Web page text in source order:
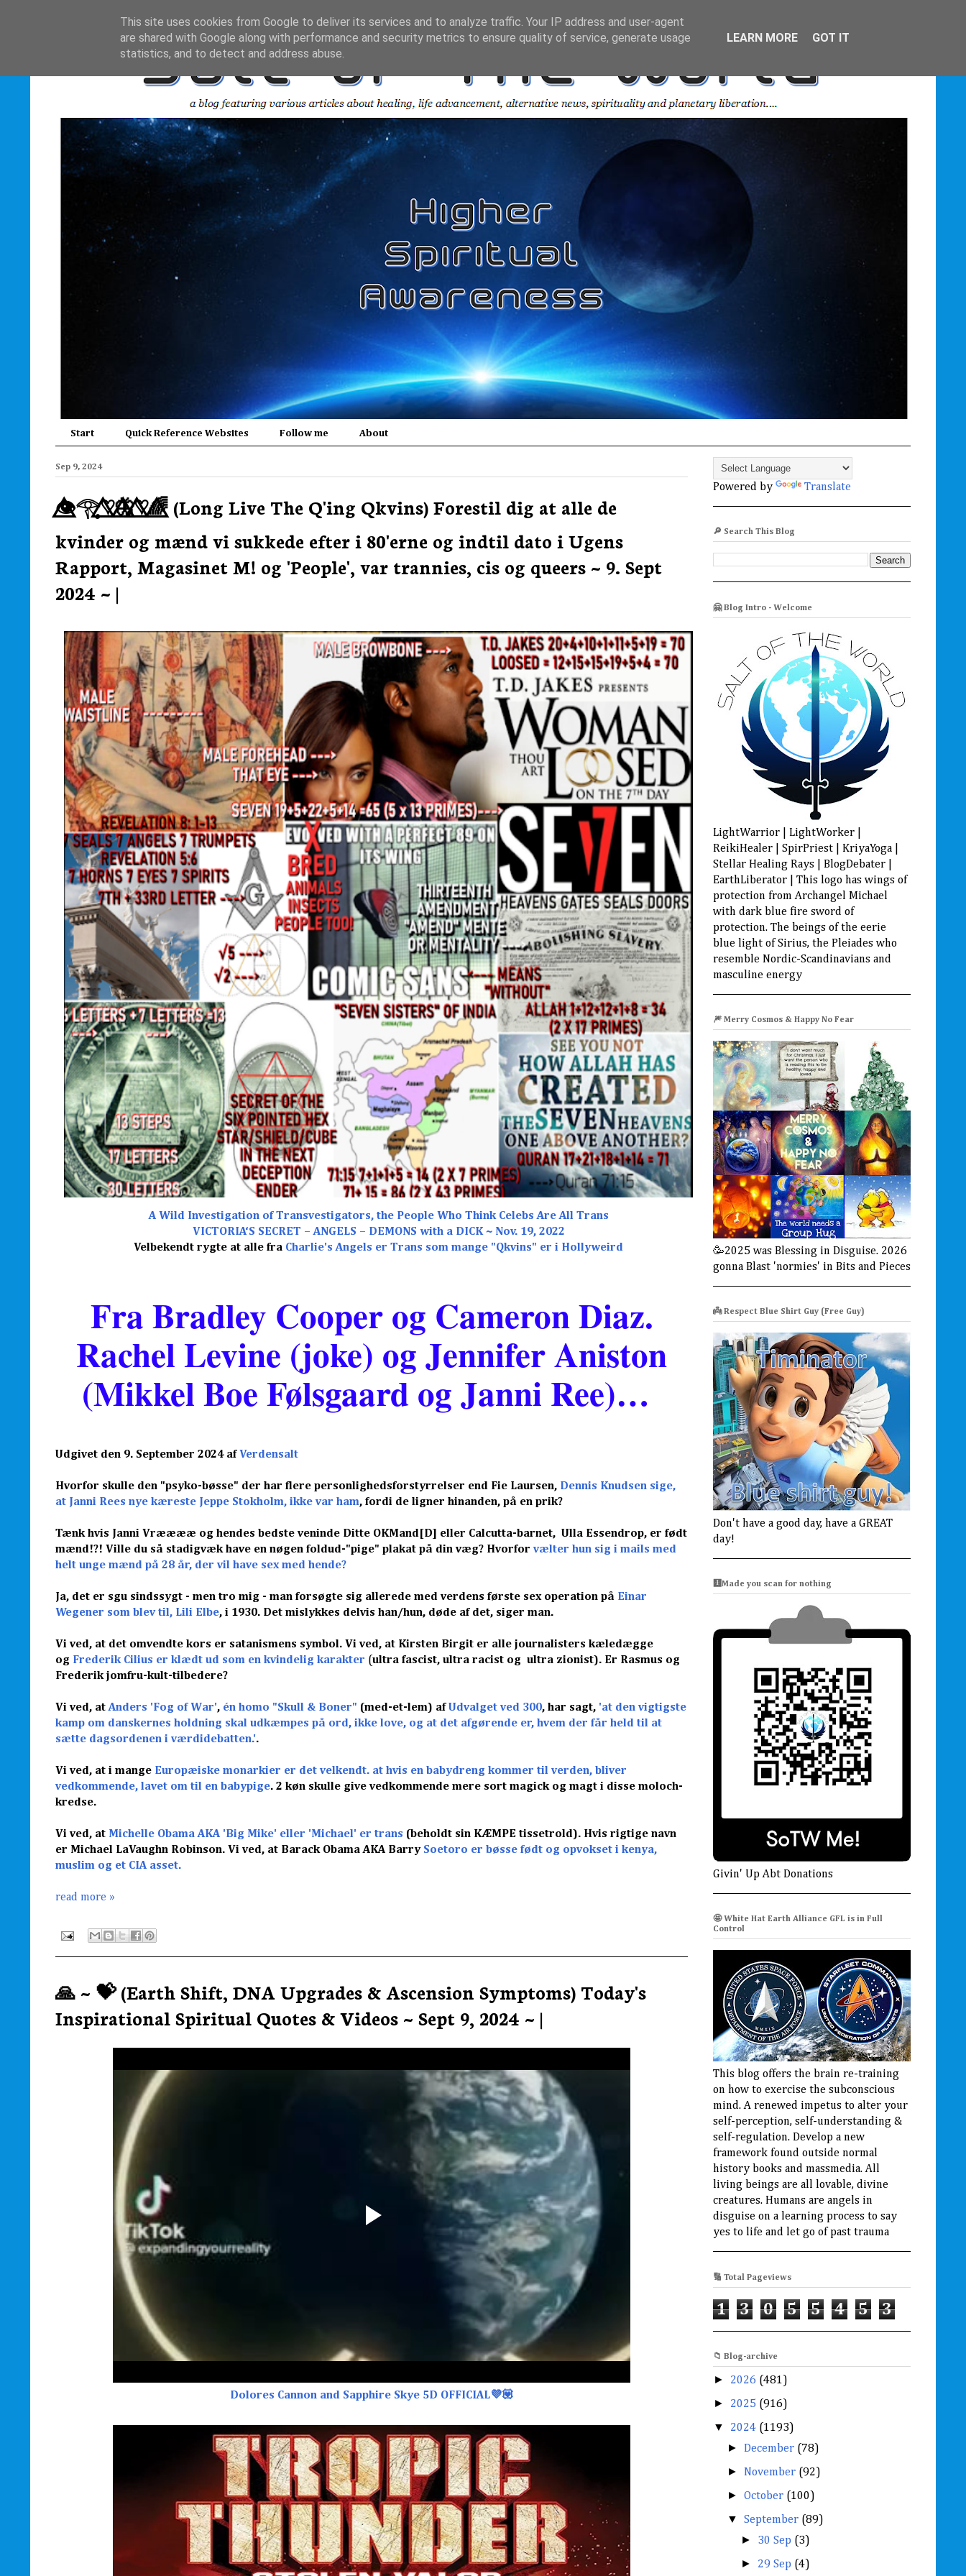
Start Quick Reference Websites Follow me About
Sep 9, 2024
👁️⃤𓂀♡⃤🦋⃤♡⃤🌈⃤ (Long Live The Q'ing Qkvins) Forestil dig at alle de
kvinder og mænd vi sukkede efter i 80'erne og indtil dato i Ugens
Rapport, Magasinet M! og 'People', var trannies, cis og queers ~ 9. Sept
2024 ~ |
A Wild Investigation of Transvestigators, the People Who Think Celebs Are All Trans
VICTORIA‘S SECRET – ANGELS – DEMONS with a DICK ~ Nov. 19, 2022
Velbekendt rygte at alle fra Charlie's Angels er Trans som mange "Qkvins" er i Hollyweird
Fra Bradley Cooper og Cameron Diaz.
Rachel Levine (joke) og Jennifer Aniston
(Mikkel Boe Følsgaard og Janni Ree)…
Udgivet den 9. September 2024 af Verdensalt
Hvorfor skulle den "psyko-bøsse" der har flere personlighedsforstyrrelser end Fie Laursen, Dennis Knudsen sige,
at Janni Rees nye kæreste Jeppe Stokholm, ikke var ham, fordi de ligner hinanden, på en prik?
Tænk hvis Janni Vrææææ og hendes bedste veninde Ditte OKMand[D] eller Calcutta-barnet, Ulla Essendrop, er født
mænd!?! Ville du så stadigvæk have en nøgen foldud-"pige" plakat på din væg? Hvorfor vælter hun sig i mails med
helt unge mænd på 28 år, der vil have sex med hende?
Ja, det er sgu sindssygt - men tro mig - man forsøgte sig allerede med verdens første sex operation på Einar
Wegener som blev til, Lili Elbe, i 1930. Det mislykkes delvis han/hun, døde af det, siger man.
Vi ved, at det omvendte kors er satanismens symbol. Vi ved, at Kirsten Birgit er alle journalisters kæledægge
og Frederik Cilius er klædt ud som en kvindelig karakter (ultra fascist, ultra racist og ultra zionist). Er Rasmus og
Frederik jomfru-kult-tilbedere?
Vi ved, atAnders 'Fog of War', én homo "Skull & Boner" (med-et-lem) af Udvalget ved 300, har sagt, 'at den vigtigste
kamp om danskernes holdning skal udkæmpes på ord, ikke love, og at det afgørende er, hvem der får held til at
sætte dagsordenen i værdidebatten.'.
Vi ved, at i mange Europæiske monarkier er det velkendt. at hvis en babydreng kommer til verden, bliver
vedkommende, lavet om til en babypige. 2 køn skulle give vedkommende mere sort magick og magt i disse moloch-
kredse.
Vi ved, at Michelle Obama AKA 'Big Mike' eller 'Michael' er trans (beholdt sin KÆMPE tissetrold). Hvis rigtige navn
er Michael LaVaughn Robinson. Vi ved, at Barack Obama AKA Barry Soetoro er bøsse født og opvokset i kenya,
muslim og et CIA asset.
read more »
🙏 ~ 💝 (Earth Shift, DNA Upgrades & Ascension Symptoms) Today's
Inspirational Spiritual Quotes & Videos ~ Sept 9, 2024 ~ |
Dolores Cannon and Sapphire Skye 5D OFFICIAL💜💟
Powered by Translate
🔎 Search This Blog
🤗 Blog Intro - Welcome
LightWarrior | LightWorker |
ReikiHealer | SpirPriest | KriyaYoga |
Stellar Healing Rays | BlogDebater |
EarthLiberator | This logo has wings of
protection from Archangel Michael
with dark blue fire sword of
protection. The beings of the eerie
blue light of Sirius, the Pleiades who
resemble Nordic-Scandinavians and
masculine energy
🎆 Merry Cosmos & Happy No Fear
🥳2025 was Blessing in Disguise. 2026
gonna Blast 'normies' in Bits and Pieces
👼 Respect Blue Shirt Guy (Free Guy)
Don't have a good day, have a GREAT
day!
🩻Made you scan for nothing
Givin' Up Abt Donations
🤩 White Hat Earth Alliance GFL is in Full
Control
This blog offers the brain re-training
on how to exercise the subconscious
mind. A renewed impetus to alter your
self-perception, self-understanding &
self-regulation. Develop a new
framework found outside normal
history books and massmedia. All
living beings are all lovable, divine
creatures. Humans are angels in
disguise on a learning process to say
yes to life and let go of past trauma
🔢 Total Pageviews
1 3 0 5 5 4 5 3
📁 Blog-archive
► 2026 (481)
► 2025 (916)
▼ 2024 (1193)
►December (78)
► November (92)
►October (100)
▼September (89)
► 30 Sep (3)
► 29 Sep (4)
This site uses cookies from Google to deliver its services and to analyze traffic. Your IP address and user-agent
are shared with Google along with performance and security metrics to ensure quality of service, generate usage
statistics, and to detect and address abuse.
LEARN MORE GOT IT